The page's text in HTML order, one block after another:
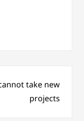
take new
projects